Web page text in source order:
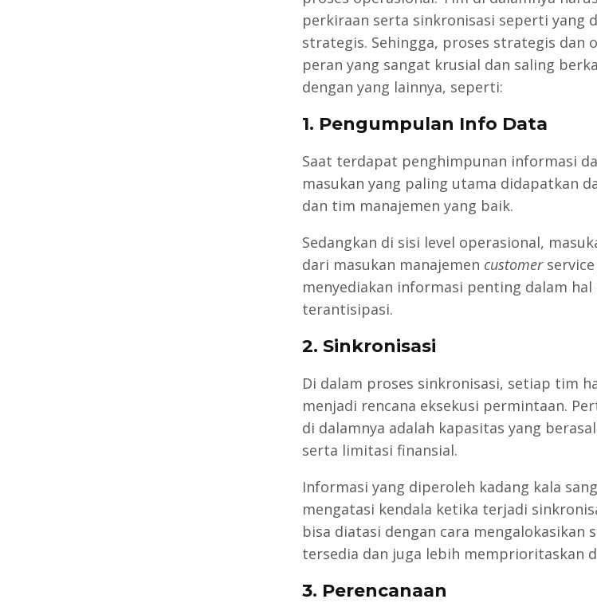
perkiraan serta sinkronisasi seperti yang
strategis. Sehingga, proses strategis dan
peran yang sangat krusial dan saling
dengan yang lainnya, seperti:
1. Pengumpulan Info Data
Saat terdapat penghimpunan informasi
masukan yang paling utama didapatkan
dan tim manajemen yang baik.
Sedangkan di sisi level operasional,
dari masukan manajemen customerservice
menyediakan informasi penting dalam
terantisipasi.
2. Sinkronisasi
Di dalam proses sinkronisasi, setiap tim
menjadi rencana eksekusi permintaan.
di dalamnya adalah kapasitas yang
serta limitasi finansial.
Informasi yang diperoleh kadang kala
mengatasi kendala ketika terjadi
bisa diatasi dengan cara mengalokasikan
tersedia dan juga lebih memprioritaskan
3. Perencanaan